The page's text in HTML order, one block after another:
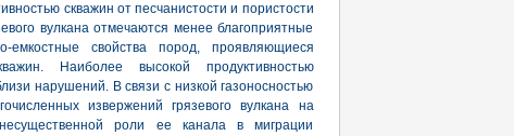
скважин от песчанистости и пористости
вулкана отмечаются менее благоприятные
емкостные свойства пород, проявляющиеся
Наиболее высокой продуктивностью
нарушений. В связи с низкой газоносностью
извержений грязевого вулкана на
роли ее канала в миграции